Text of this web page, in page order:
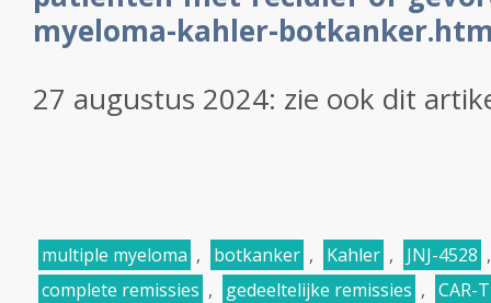
myeloma-kahler-
27 augustus 2024: zie ook dit
multiple myeloma , botkanker , Kahler , JNJ-4528
complete remissies , gedeeltelijke remissies , CAR-